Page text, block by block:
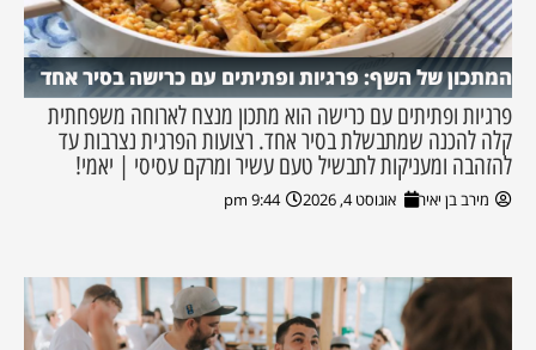
המתכון של השף: פרגיות ופתיתים עם כרישה בסיר אחד
פרגיות ופתיתים עם כרישה הוא מתכון מנצח לארוחה משפחתית
קלה להכנה שמתבשלת בסיר אחד. רצועות הפרגית נצרבות עד
להזהבה ומעניקות לתבשיל טעם עשיר ומרקם עסיסי | יאמי!
מירב בן יאיר אוגוסט 4, 2026 9:44 pm